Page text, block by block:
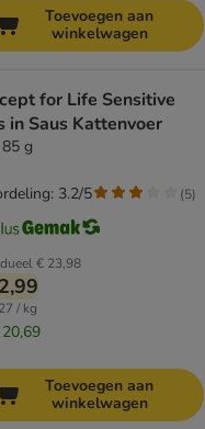
Toevoegen aan
winkelwagen
for Life Sensitive
in Saus Kattenvoer
g
€ 23,98
/ kg
3.2/5 (5)
Toevoegen aan
winkelwagen